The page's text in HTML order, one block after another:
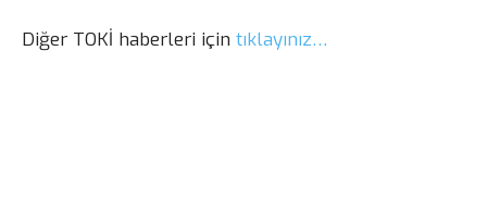
Diğer TOKİ haberleri için tıklayınız…